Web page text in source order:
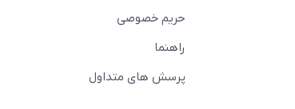
حریم خصوصی
راهنما
پرسش های متداول